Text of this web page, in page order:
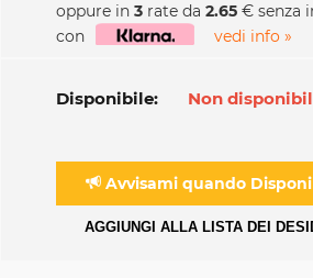
oppure in 3rate da 2.65€ senza
con
vedi info »
Disponibile: Non
Avvisami quando
AGGIUNGI ALLA LISTA DEI